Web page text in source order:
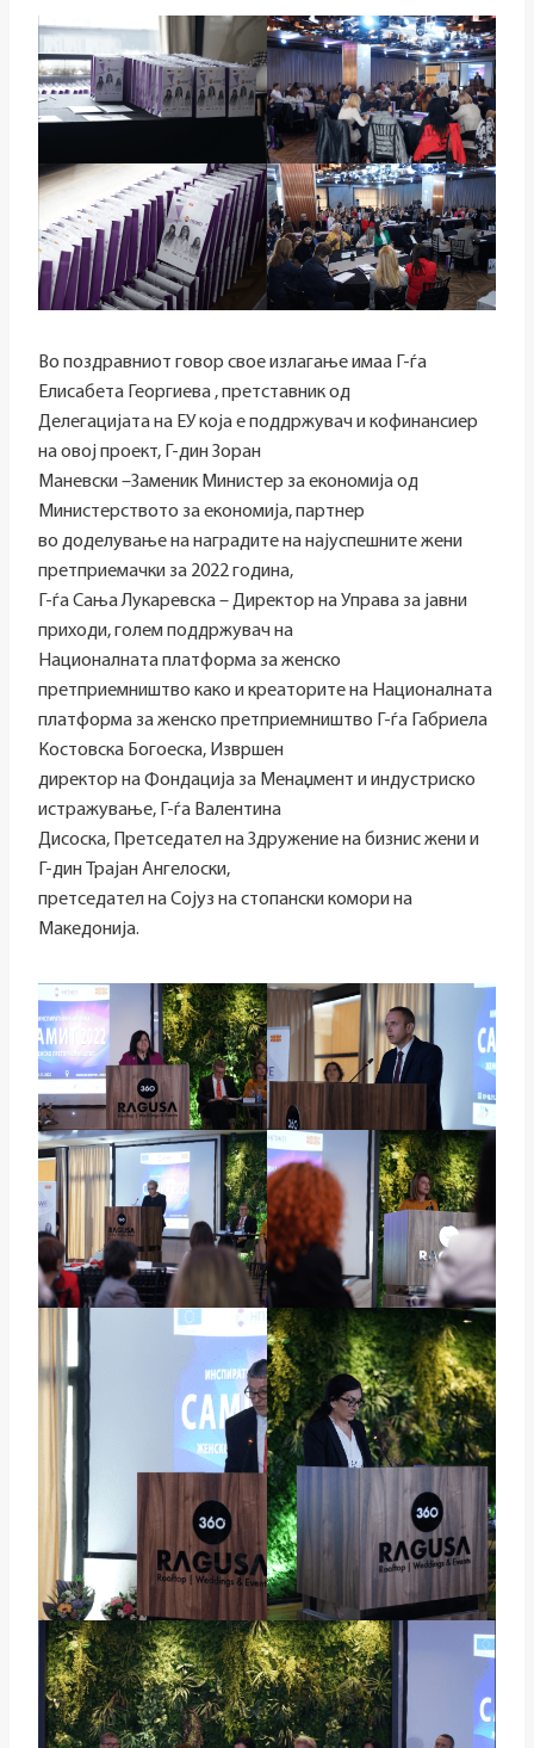
Во поздравниот говор свое излагање имаа Г-ѓа
Елисабета Георгиева , претставник од
Делегацијата на ЕУ која е поддржувач и кофинансиер
на овој проект, Г-дин Зоран
Маневски –Заменик Министер за економија од
Министерството за економија, партнер
во доделување на наградите на најуспешните жени
претприемачки за 2022 година,
Г-ѓа Сања Лукаревска – Директор на Управа за јавни
приходи, голем поддржувач на
Националната платформа за женско
претприемништво како и креаторите на Националната
платформа за женско претприемништво Г-ѓа Габриела
Костовска Богоеска, Извршен
директор на Фондација за Менаџмент и индустриско
истражување, Г-ѓа Валентина
Дисоска, Претседател на Здружение на бизнис жени и
Г-дин Трајан Ангелоски,
претседател на Сојуз на стопански комори на
Македонија.